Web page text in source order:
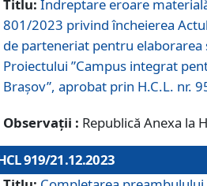
Titlu: Îndreptare eroare
801/2023 privind încheierea
de parteneriat pentru
Proiectului ”Campus integrat
Brașov”, aprobat prin H.C.L. nr.
Observații : Republică Anexa la
919/21.12.2023